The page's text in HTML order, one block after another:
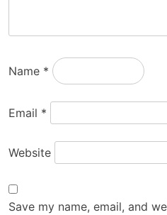
Name *
Email *
Website
Save my name, email, and